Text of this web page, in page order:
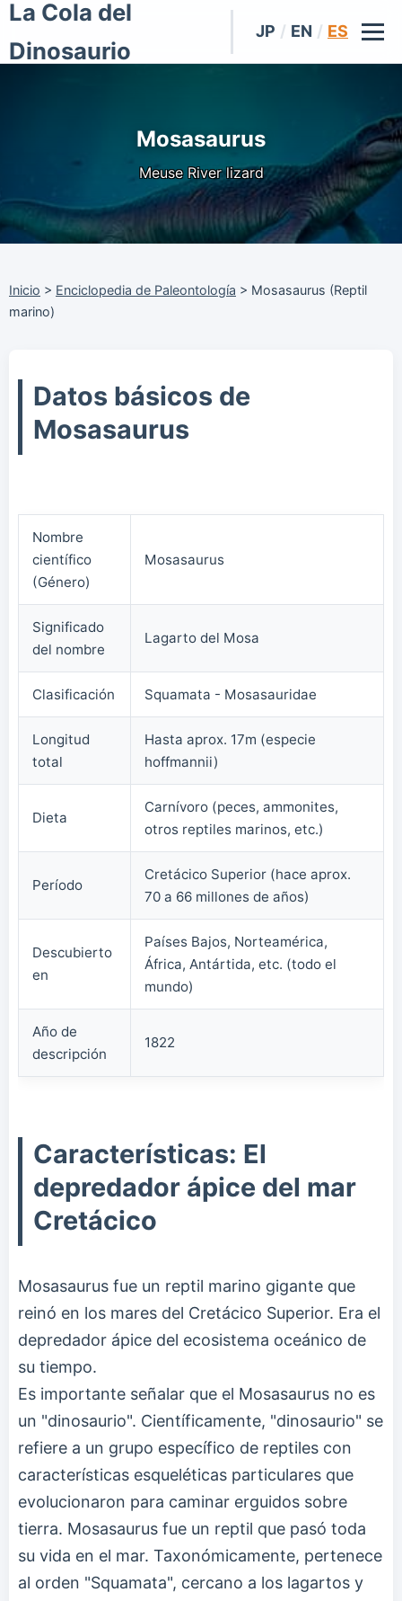
La Cola del
Dinosaurio
JP / EN / ES
Mosasaurus
Meuse River lizard
Inicio > Enciclopedia de Paleontología > Mosasaurus (Reptil
marino)
Datos básicos de
Mosasaurus
Nombre
científico
(Género)
Mosasaurus
Significado
del nombre
Lagarto del Mosa
Clasificación Squamata - Mosasauridae
Longitud
total
Hasta aprox. 17m (especie
hoffmannii)
Dieta
Carnívoro (peces, ammonites,
otros reptiles marinos, etc.)
Período
Cretácico Superior (hace aprox.
70 a 66 millones de años)
Descubierto
en
Países Bajos, Norteamérica,
África, Antártida, etc. (todo el
mundo)
Año de
descripción
1822
Características: El
depredador ápice del mar
Cretácico
Mosasaurus fue un reptil marino gigante que
reinó en los mares del Cretácico Superior. Era el
depredador ápice del ecosistema oceánico de
su tiempo.
Es importante señalar que el Mosasaurus no es
un "dinosaurio". Científicamente, "dinosaurio" se
refiere a un grupo específico de reptiles con
características esqueléticas particulares que
evolucionaron para caminar erguidos sobre
tierra. Mosasaurus fue un reptil que pasó toda
su vida en el mar. Taxonómicamente, pertenece
al orden "Squamata", cercano a los lagartos y